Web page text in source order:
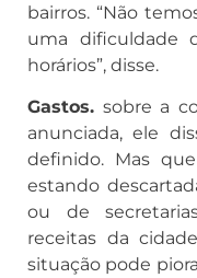
bairros. “Não
uma dificuldade
horários”, disse.
Gastos. sobre a
anunciada, ele
definido. Mas
estando
ou de
receitas da
situação pode